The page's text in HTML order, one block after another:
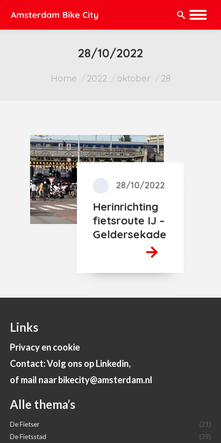
Zoeken:
28/10/2022
Home 2022 oktober 28
28/10/2022
Herinrichting
fietsroute IJ –
Geldersekade
Links
Privacy en cookie
Contact: Volg ons op Linkedin,
of mail naar bikecity@amsterdam.nl
Alle thema’s
De Fietser
(21)
De Fietsstad
(39)